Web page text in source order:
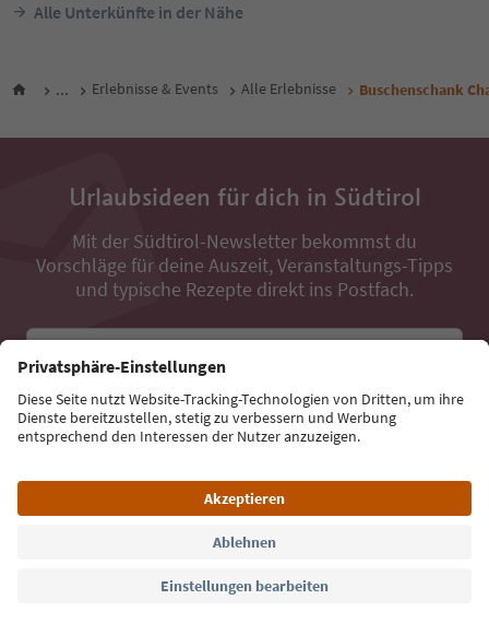
Alle Unterkünfte in der Nähe
... Erlebnisse & Events Alle Erlebnisse Buschenschank
Urlaubsideen für dich in Südtirol
Mit der Südtirol-Newsletter bekommst du
Vorschläge für deine Auszeit, Veranstaltungs-Tipps
und typische Rezepte direkt ins Postfach.
Jetzt anmelden